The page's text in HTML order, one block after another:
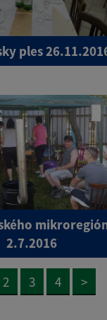
ples
2.7.2016
2 3 4 >